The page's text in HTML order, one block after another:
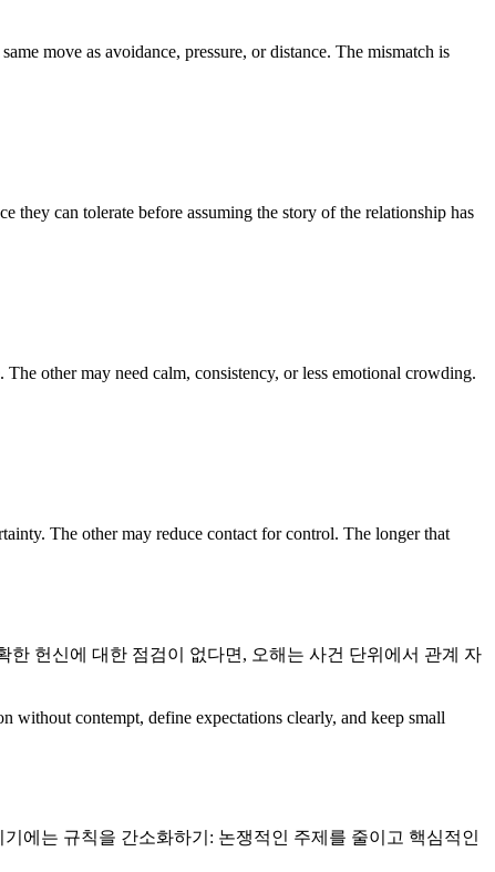
move as avoidance, pressure, or distance. The mismatch is
can tolerate before assuming the story of the relationship has
other may need calm, consistency, or less emotional crowding.
The other may reduce contact for control. The longer that
헌신에 대한 점검이 없다면, 오해는 사건 단위에서 관계 자
without contempt, define expectations clearly, and keep small
에는 규칙을 간소화하기: 논쟁적인 주제를 줄이고 핵심적인